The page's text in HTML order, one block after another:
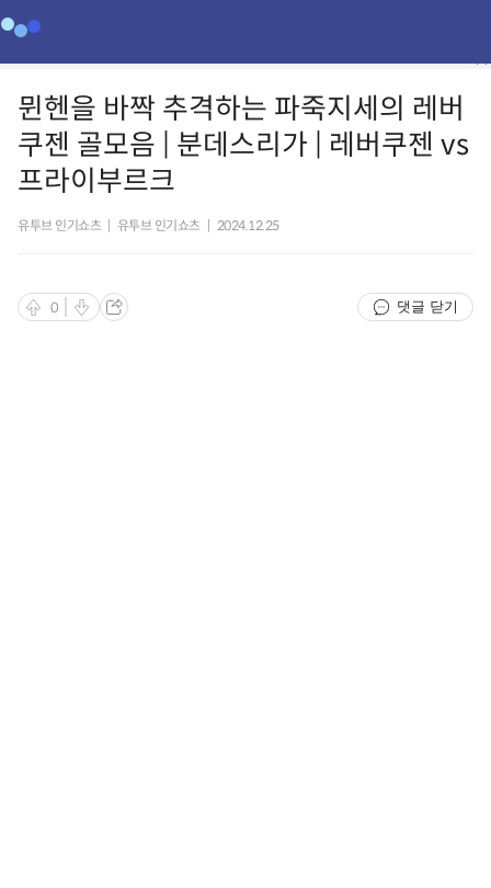
뮌헨을 바짝 추격하는 파죽지세의 레버
쿠젠 골모음 | 분데스리가 | 레버쿠젠 vs
프라이부르크
유투브 인기쇼츠 유투브 인기쇼츠 2024.12.25
0 댓글 닫기